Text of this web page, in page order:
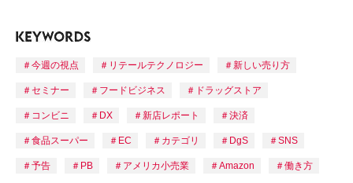
今週の視点 リテールテクノロジー 新しい売り方
セミナー フードビジネス ドラッグストア
コンビニ DX 新店レポート 決済
食品スーパー EC カテゴリ DgS SNS
予告 PB アメリカ小売業 Amazon 働き方